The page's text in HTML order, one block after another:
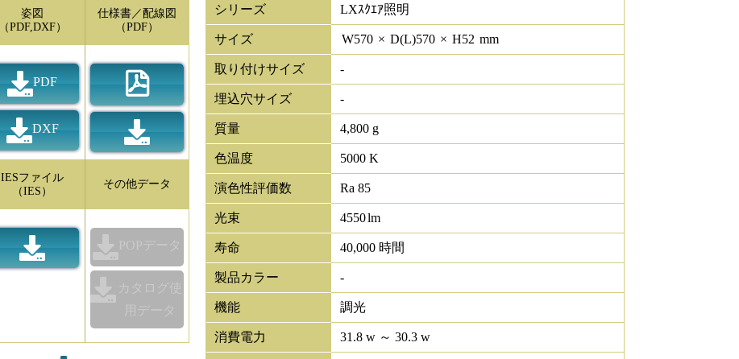
姿図
（PDF,DXF）
PDF
DXF
仕様書／配線図
（PDF）
IESファイル
（IES）
その他データ
POPデータ
カタログ使
用データ
シリーズ LXｽｸｴｱ照明
サイズ W570 × D(L)570 × H52 mm
取り付けサイズ -
埋込穴サイズ -
質量 4,800 g
色温度 5000 K
演色性評価数 Ra 85
光束 4550lm
寿命 40,000 時間
製品カラー -
機能 調光
消費電力 31.8 w ～ 30.3 w